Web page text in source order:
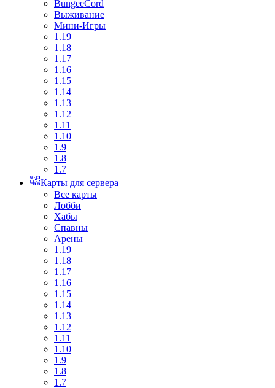
BungeeCord
Выживание
Мини-Игры
1.19
1.18
1.17
1.16
1.15
1.14
1.13
1.12
1.11
1.10
1.9
1.8
1.7
Карты для сервера
Все карты
Лобби
Хабы
Спавны
Арены
1.19
1.18
1.17
1.16
1.15
1.14
1.13
1.12
1.11
1.10
1.9
1.8
1.7